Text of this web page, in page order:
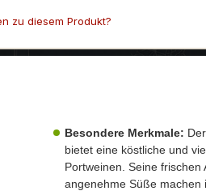
zu diesem Produkt?
Besondere Merkmale:
bietet eine köstliche und
Portweinen. Seine frischen
angenehme Süße machen